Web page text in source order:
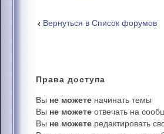
Вернуться в Список форумов
Права доступа
Вы не можете начинать темы
Вы не можете отвечать на
Вы не можете редактировать